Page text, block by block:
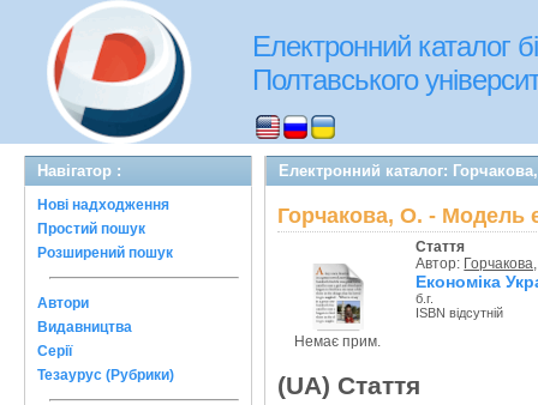
Електронний каталог
Полтавського
Навігатор :
Нові надходження
Простий пошук
Розширений пошук
Автори
Видавництва
Серії
Тезаурус (Рубрики)
Електронний каталог:
Горчакова, О. - Модель
Немає прим.
Стаття
Автор:
Економіка
б.г.
ISBN відсутній
(UA) Стаття